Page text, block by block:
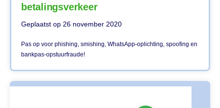
betalingsverkeer
Geplaatst op 26 november 2020
Pas op voor phishing, smishing, WhatsApp-oplichting, spoofing en
bankpas-opstuurfraude!